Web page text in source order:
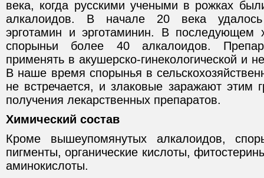
века, когда русскими учеными в рожках
алкалоидов. В начале 20 века удалось
эрготамин и эрготаминин. В последующем
спорыньи более 40 алкалоидов.
применять в акушерско-гинекологической и
В наше время спорынья в
не встречается, и злаковые заражают этим
получения лекарственных препаратов.
Химический состав
Кроме вышеупомянутых алкалоидов,
пигменты, органические кислоты,
аминокислоты.